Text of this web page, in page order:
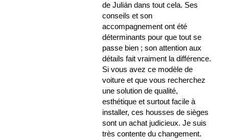
de Julián dans tout cela. Ses
conseils et son
accompagnement ont été
déterminants pour que tout se
passe bien ; son attention aux
détails fait vraiment la différence.
Si vous avez ce modèle de
voiture et que vous recherchez
une solution de qualité,
esthétique et surtout facile à
installer, ces housses de sièges
sont un achat judicieux. Je suis
très contente du changement.